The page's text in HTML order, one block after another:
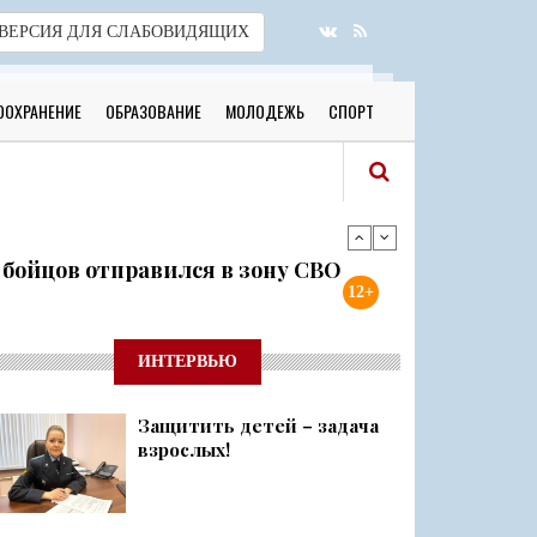
ДЛЯ СЛАБОВИДЯЩИХ
ОБРАЗОВАНИЕ МОЛОДЕЖЬ СПОРТ
отправился в зону СВО
к новому учебному году
о 500 днях стойкости и бое...
район
12+
ИНТЕРВЬЮ
Защитить детей – задача
взрослых!